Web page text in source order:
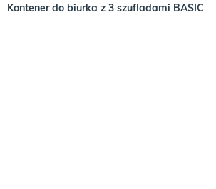
Kontener do biurka z 3 szufladami BASIC